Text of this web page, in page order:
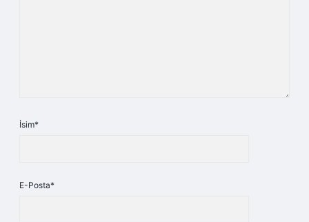
İsim*
E-Posta*